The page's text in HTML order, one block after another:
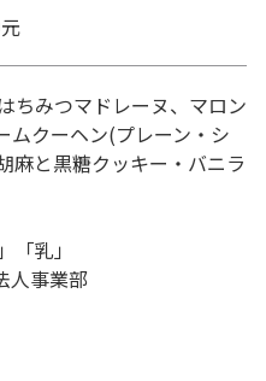
ちみつマドレーヌ、マロン
ムクーヘン(プレーン・シ
と黒糖クッキー・バニラ
「乳」
事業部